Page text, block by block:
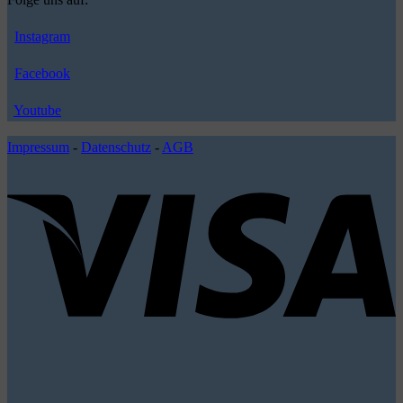
Instagram
Facebook
Youtube
Impressum - Datenschutz - AGB